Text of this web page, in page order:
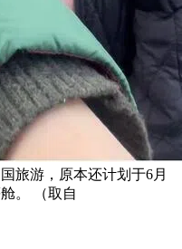
旅游，原本还计划于6月
。 （取自